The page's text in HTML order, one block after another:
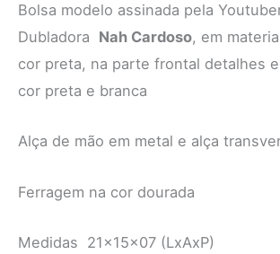
Bolsa modelo assinada pela
Dubladora Nah Cardoso, em
cor preta, na parte frontal detalhes
cor preta e branca
Alça de mão em metal e alça
Ferragem na cor dourada
Medidas 21x15x07 (LxAxP)